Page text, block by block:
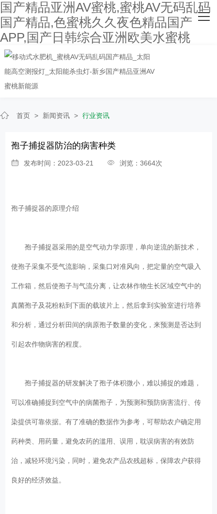
国产精品亚洲AV蜜桃,蜜桃AV无码乱码
国产精品,色蜜桃久久夜色精品国产
APP,国产日韩综合亚洲欧美水蜜桃
网站首页
关于国产精品亚洲AV蜜桃
主营产品
客户案例
人才招聘
联系国产精品亚洲AV蜜桃
首页 > 新闻资讯 > 行业资讯
孢子捕捉器防治的病害种类
发布时间：2023-03-21 浏览：3664次
孢子捕捉器的原理介绍
孢子捕捉器采用的是空气动力学原理，单向逆流的新技术，
使孢子采集不受气流影响，采集口对准风向，把定量的空气吸入
工作箱，然后使孢子与气流分离，让农林作物生长区域空气中的
真菌孢子及花粉粘到下面的载玻片上，然后拿到实验室进行培养
和分析，通过分析田间的病原孢子数量的变化，来预测是否达到
引起农作物病害的程度。
孢子捕捉器的研发解决了孢子体积微小，难以捕捉的难题，
可以准确捕捉到空气中的病菌孢子，为预测和预防病害流行、传
染提供可靠依据。有了准确的数据作为参考，可帮助农户确定用
药种类、用药量，避免农药的滥用、误用，耽误病害的有效防
治，减轻环境污染，同时，避免农产品农残超标，保障农户获得
良好的经济效益。